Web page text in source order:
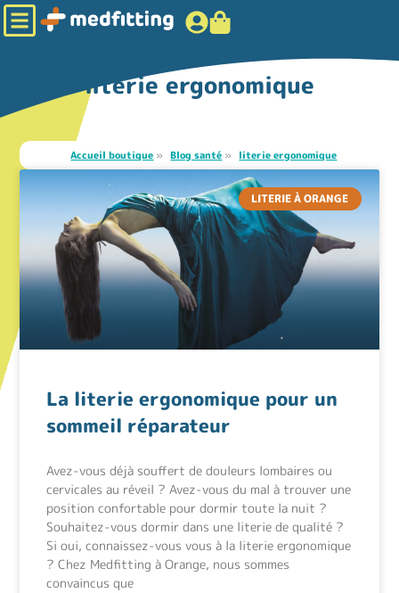
literie ergonomique
Accueil boutique » Blog santé » literie ergonomique
LITERIE À ORANGE
La literie ergonomique pour un
sommeil réparateur
Avez-vous déjà souffert de douleurs lombaires ou
cervicales au réveil ? Avez-vous du mal à trouver une
position confortable pour dormir toute la nuit ?
Souhaitez-vous dormir dans une literie de qualité ?
Si oui, connaissez-vous vous à la literie ergonomique
? Chez Medfitting à Orange, nous sommes
convaincus que